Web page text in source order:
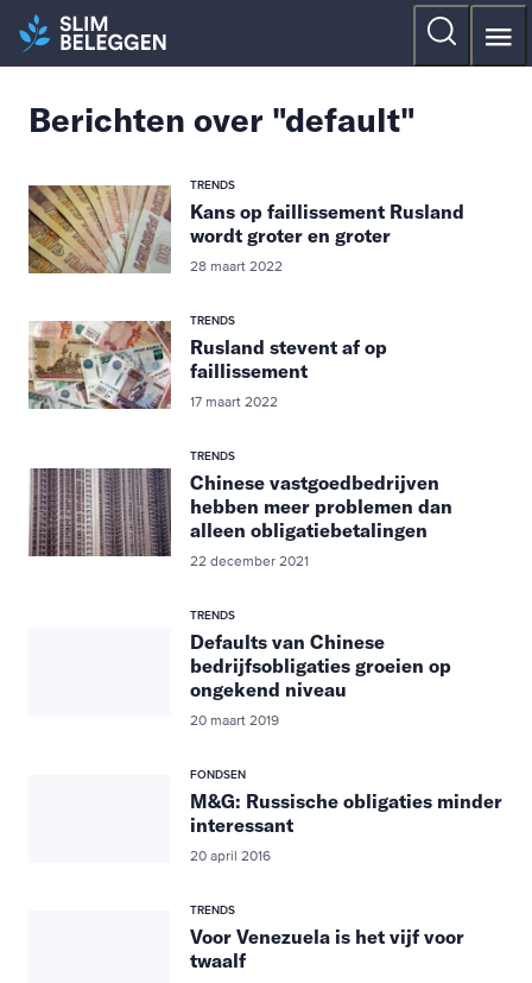
Berichten over "default"
TRENDS
Kans op faillissement Rusland
wordt groter en groter
28 maart 2022
TRENDS
Rusland stevent af op
faillissement
17 maart 2022
TRENDS
Chinese vastgoedbedrijven
hebben meer problemen dan
alleen obligatiebetalingen
22 december 2021
TRENDS
Defaults van Chinese
bedrijfsobligaties groeien op
ongekend niveau
20 maart 2019
FONDSEN
M&G: Russische obligaties minder
interessant
20 april 2016
TRENDS
Voor Venezuela is het vijf voor
twaalf